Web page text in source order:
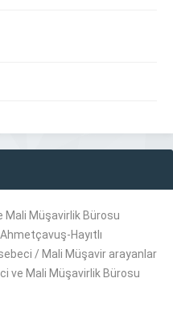
Mali Müşavirlik Bürosu
Hayıtlı
/ Mali Müşavir arayanlar
ve Mali Müşavirlik Bürosu